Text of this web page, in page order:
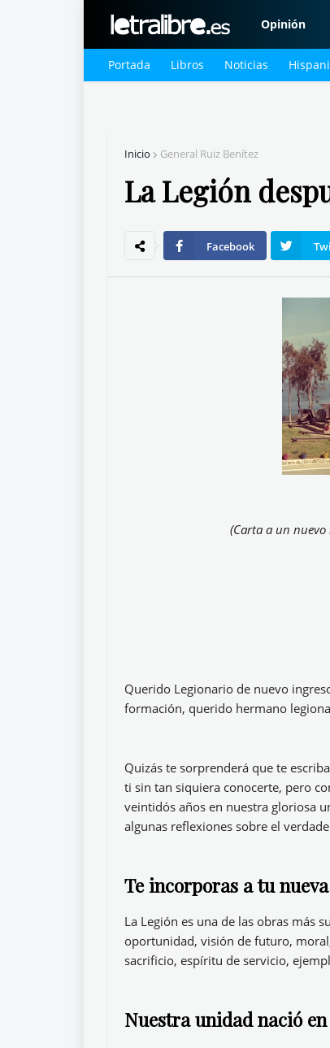
Opinión
Portada Libros Noticias
Inicio General Ruiz Benítez
La Legión
Facebook
(Carta a un
Querido Legionario de nuevo
formación, querido hermano
Quizás te sorprenderá que te
ti sin tan siquiera conocerte, pero
veintidós años en nuestra gloriosa
algunas reflexiones sobre el
Te incorporas a tu
La Legión es una de las obras más
oportunidad, visión de futuro,
sacrificio, espíritu de servicio,
Nuestra unidad nació